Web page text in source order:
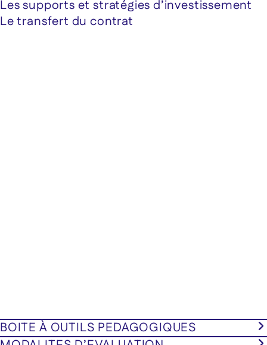
Les supports et stratégies d’investissement
Le transfert du contrat
BOITE À OUTILS PEDAGOGIQUES